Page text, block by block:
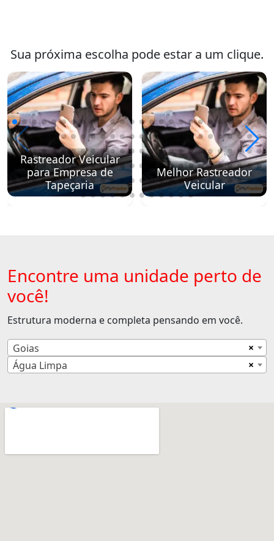
Sua próxima escolha pode estar a um clique.
Rastreador Veicular
para Empresa de
Tapeçaria
Melhor Rastreador
Veicular
Encontre uma unidade perto de
você!
Estrutura moderna e completa pensando em você.
×
Goias
×
Água Limpa